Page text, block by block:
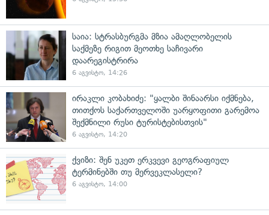
საია: სტრასბურგმა მზია ამაღლობელის
საქმეზე რიგით მეოთხე საჩივარი
დაარეგისტრირა
6 აგვისტო, 14:26
ირაკლი კობახიძე: "ყალბი შინაარსი იქმნება,
თითქოს საქართველოში უარყოფითი გარემოა
შექმნილი რუსი ტურისტებისთვის"
6 აგვისტო, 14:20
ქვიზი: შენ უკეთ ერკვევი გეოგრაფიულ
ტერმინებში თუ მერვეკლასელი?
6 აგვისტო, 14:00